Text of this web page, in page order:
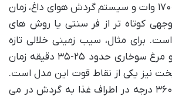
است. به لطف توان ۱۷۰۰ وات و سیستم گردش هوای داغ، زمان
کوتاه تر از فر سنتی یا روش های
برای مثال، سیب زمینی خلالی تازه
حدود ۲۰-۲۵ دقیقه و مرغ سوخاری حدود ۲۵-۳۵ دقیقه زمان
پخت نیز یکی از نقاط قوت این مدل است.
هوای داغ به صورت ۳۶۰ درجه در اطراف غذا به گردش در می